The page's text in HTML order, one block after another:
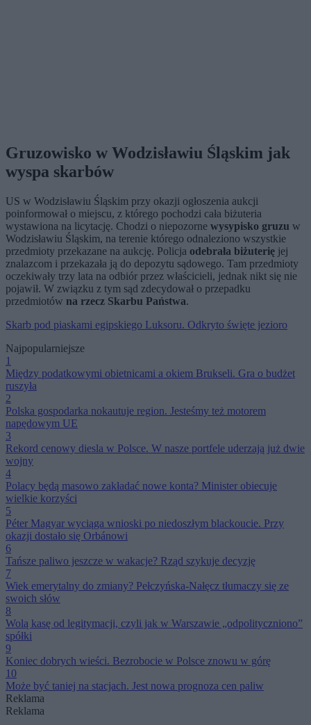
Gruzowisko w Wodzisławiu Śląskim jak
wyspa skarbów
US w Wodzisławiu Śląskim przy okazji ogłoszenia aukcji
poinformował o miejscu, z którego pochodzi cała biżuteria
wystawiona na licytację. Chodzi o niepozorne wysypisko gruzu w
Wodzisławiu Śląskim, na terenie którego odnaleziono wszystkie
przedmioty przekazane na aukcję. Policja odebrała biżuterię jej
znalazcom i przekazała ją do depozytu sądowego. Tam przedmioty
oczekiwały trzy lata na odbiór przez właścicieli, jednak nikt się nie
pojawił. W związku z tym sąd zdecydował o przepadku
przedmiotów na rzecz Skarbu Państwa.
Skarb pod piaskami egipskiego Luksoru. Odkryto święte jezioro
Najpopularniejsze
1
Między podatkowymi obietnicami a okiem Brukseli. Gra o budżet
ruszyła
2
Polska gospodarka nokautuje region. Jesteśmy też motorem
napędowym UE
3
Rekord cenowy diesla w Polsce. W nasze portfele uderzają już dwie
wojny
4
Polacy będą masowo zakładać nowe konta? Minister obiecuje
wielkie korzyści
5
Péter Magyar wyciąga wnioski po niedoszłym blackoucie. Przy
okazji dostało się Orbánowi
6
Tańsze paliwo jeszcze w wakacje? Rząd szykuje decyzję
7
Wiek emerytalny do zmiany? Pełczyńska-Nałęcz tłumaczy się ze
swoich słów
8
Wolą kasę od legitymacji, czyli jak w Warszawie „odpolityczniono”
spółki
9
Koniec dobrych wieści. Bezrobocie w Polsce znowu w górę
10
Może być taniej na stacjach. Jest nowa prognoza cen paliw
Reklama
Reklama